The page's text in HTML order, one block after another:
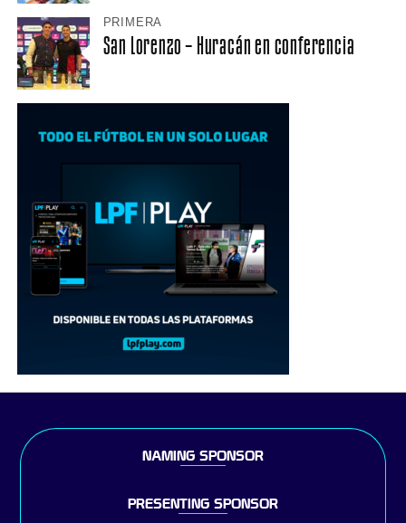
PRIMERA
San Lorenzo – Huracán en conferencia
NAMING SPONSOR
PRESENTING SPONSOR